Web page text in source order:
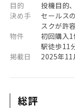
目的
投機目的
決め手
セールス
スクが許
物件
初回購入1
駅徒歩11
掲載日
2025年11
総評